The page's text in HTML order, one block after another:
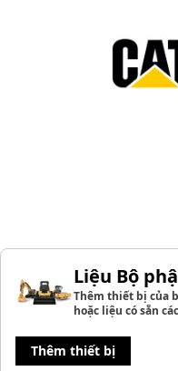
Liệu Bộ
Thêm thiết bị của
hoặc liệu có sẵn
Thêm thiết bị